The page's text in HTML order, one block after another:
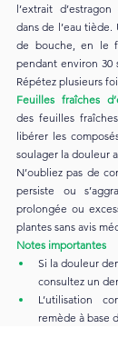
l’extrait
dans de l’eau
de bouche, en le
pendant environ 30
Répétez plusieurs
Feuilles fraîches
des feuilles
libérer les
soulager la douleur
N’oubliez pas de
persiste ou
prolongée ou
plantes sans avis
Notes importantes
Si la douleur
consultez un
L’utilisation
remède à base